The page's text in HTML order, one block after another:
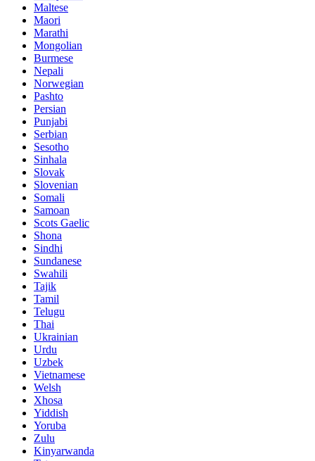
Maltese
Maori
Marathi
Mongolian
Burmese
Nepali
Norwegian
Pashto
Persian
Punjabi
Serbian
Sesotho
Sinhala
Slovak
Slovenian
Somali
Samoan
Scots Gaelic
Shona
Sindhi
Sundanese
Swahili
Tajik
Tamil
Telugu
Thai
Ukrainian
Urdu
Uzbek
Vietnamese
Welsh
Xhosa
Yiddish
Yoruba
Zulu
Kinyarwanda